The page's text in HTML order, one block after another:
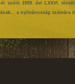
szóló 1999. évi LXXVI.
a nyilvánosság